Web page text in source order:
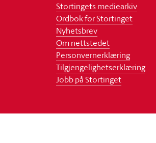
Stortingets mediearkiv
Ordbok for Stortinget
Nyhetsbrev
Om nettstedet
Personvernerklæring
Tilgjengelighetserklæring
Jobb på Stortinget